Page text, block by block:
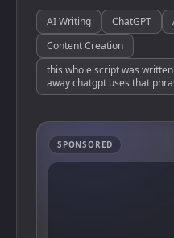
AI Writing ChatGPT
Content Creation
this whole script was
away chatgpt uses that
SPONSORED